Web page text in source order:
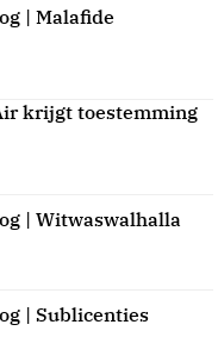
| Malafide
krijgt toestemming
| Witwaswalhalla
| Sublicenties